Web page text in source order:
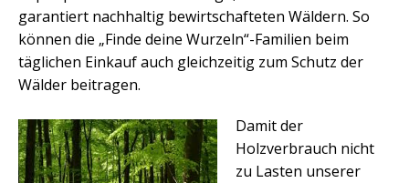
garantiert nachhaltig bewirtschafteten Wäldern. So
können die „Finde deine Wurzeln“-Familien beim
täglichen Einkauf auch gleichzeitig zum Schutz der
Wälder beitragen.
Damit der
Holzverbrauch nicht
zu Lasten unserer